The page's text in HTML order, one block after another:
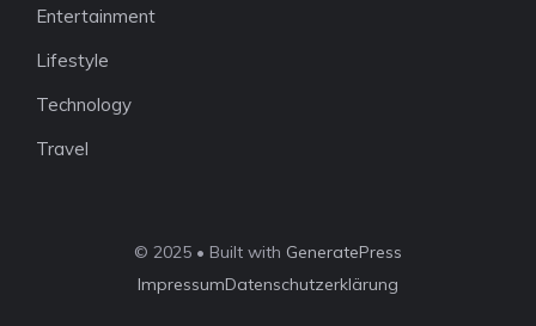
Entertainment
Lifestyle
Technology
Travel
© 2025 • Built with GeneratePress
ImpressumDatenschutzerklärung